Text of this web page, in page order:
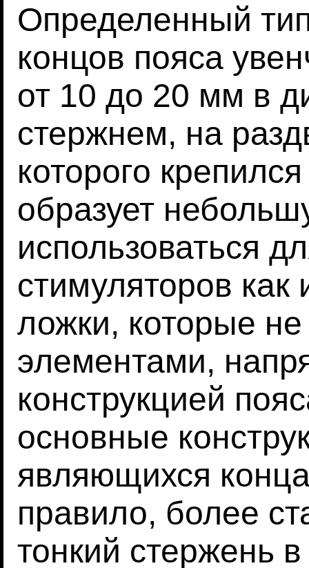
Определенный
концов пояса
от 10 до 20 мм в
стержнем, на
которого
образует
использоваться
стимуляторов
ложки, которые
элементами,
конструкцией
основные
являющихся
правило, более
тонкий стержень